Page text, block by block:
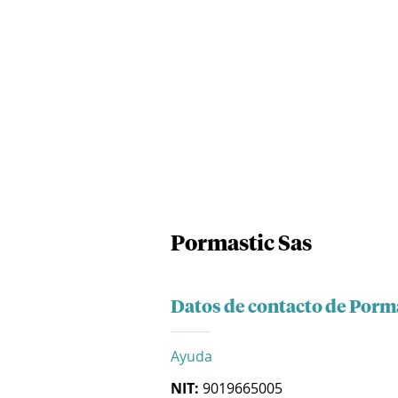
Pormastic Sas
Datos de contacto de
Ayuda
NIT: 9019665005